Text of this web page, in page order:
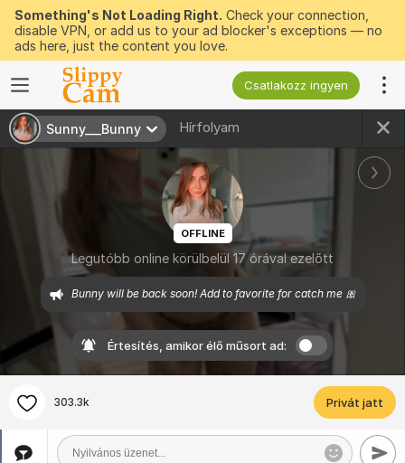
Something's Not Loading Right. Check your connection,
disable VPN, or add us to your ad blocker's exceptions — no
ads here, just the content you love.
Csatlakozz ingyen
Sunny___Bunny Hírfolyam
OFFLINE
Legutóbb online körülbelül 17 órával ezelőtt
Bunny will be back soon! Add to favorite for catch me 🎀
Értesítés, amikor élő műsort ad:
303.3k Privát jatt